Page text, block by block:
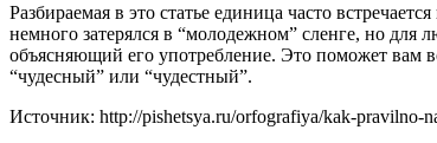
Разбираемая в это статье единица часто
немного затерялся в “молодежном” сленге, но для
объясняющий его употребление. Это поможет вам
“чудесный” или “чудестный”.
Источник: http://pishetsya.ru/orfografiya/kak-pravilno-